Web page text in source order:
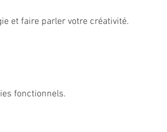
et faire parler votre créativité.
fonctionnels.